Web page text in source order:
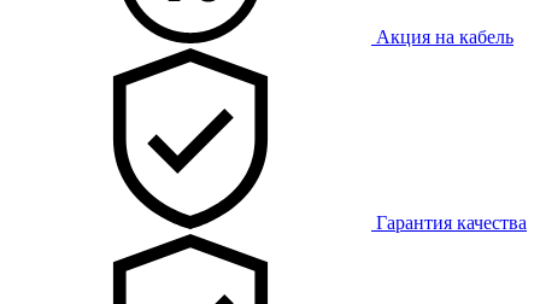
Акция на кабель
Гарантия качества